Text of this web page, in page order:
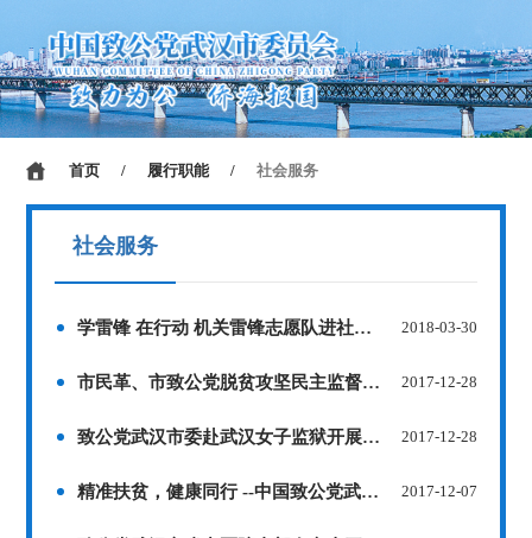
首页 / 履行职能 / 社会服务
社会服务
学雷锋 在行动 机关雷锋志愿队进社区献爱心 2018-03-30
市民革、市致公党脱贫攻坚民主监督工作 领导小组再赴蔡甸区开展调研 2017-12-28
致公党武汉市委赴武汉女子监狱开展帮教活动 2017-12-28
精准扶贫，健康同行 --中国致公党武汉大学口腔医院支部在行动 2017-12-07